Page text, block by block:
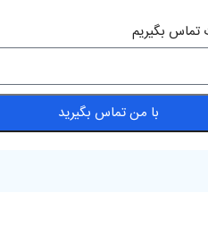
تماس بگیریم
با من تماس بگیرید